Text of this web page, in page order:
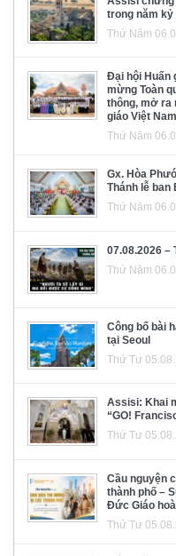
trong năm kỷ
Thứ Năm
Đại hội Huấn
mừng Toàn
thông, mở ra
giáo Việt Nam
Thứ Năm
Gx. Hòa
Thánh lễ ban
Thứ Năm
07.08.2026 –
Thứ Năm
Công bố bài
tại Seoul
Thứ Tư
Assisi: Khai
“GO!
Thứ Tư
Cầu nguyện
thành phố –
Đức Giáo
Thứ Tư